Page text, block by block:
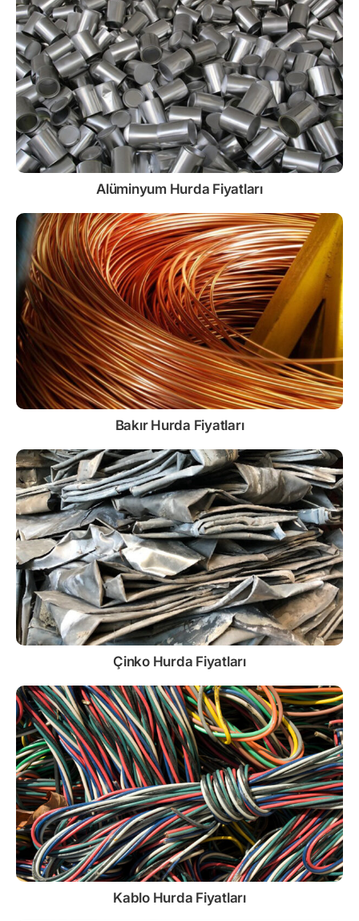
Alüminyum Hurda Fiyatları
Bakır Hurda Fiyatları
Çinko Hurda Fiyatları
Kablo Hurda Fiyatları